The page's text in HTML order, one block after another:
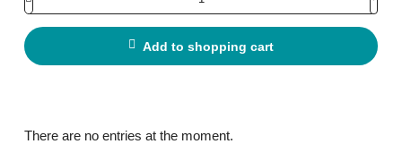
Add to shopping cart
There are no entries at the moment.